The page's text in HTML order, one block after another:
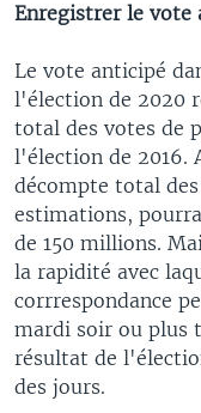
Enregistrer le vote
Le vote anticipé
l'élection de 2020
total des votes de
l'élection de 2016.
décompte total
estimations,
de 150 millions.
la rapidité avec
corrrespondance
mardi soir ou plus
résultat de
des jours.